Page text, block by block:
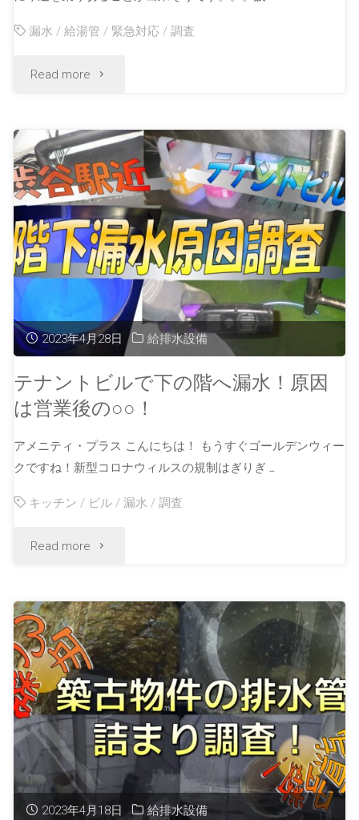
漏水 /給湯管 / 緊急対応 /調査
Read more
2023年4月28日 給排水設備
テナントビルで下の階へ漏水！原因
は営業後の○○！
アメニティ・プラス こんにちは！ もうすぐゴールデンウィー
クですね！新型コロナウィルスの規制はぎりぎ …
キッチン / ビル /漏水 /調査
Read more
2023年4月18日 給排水設備